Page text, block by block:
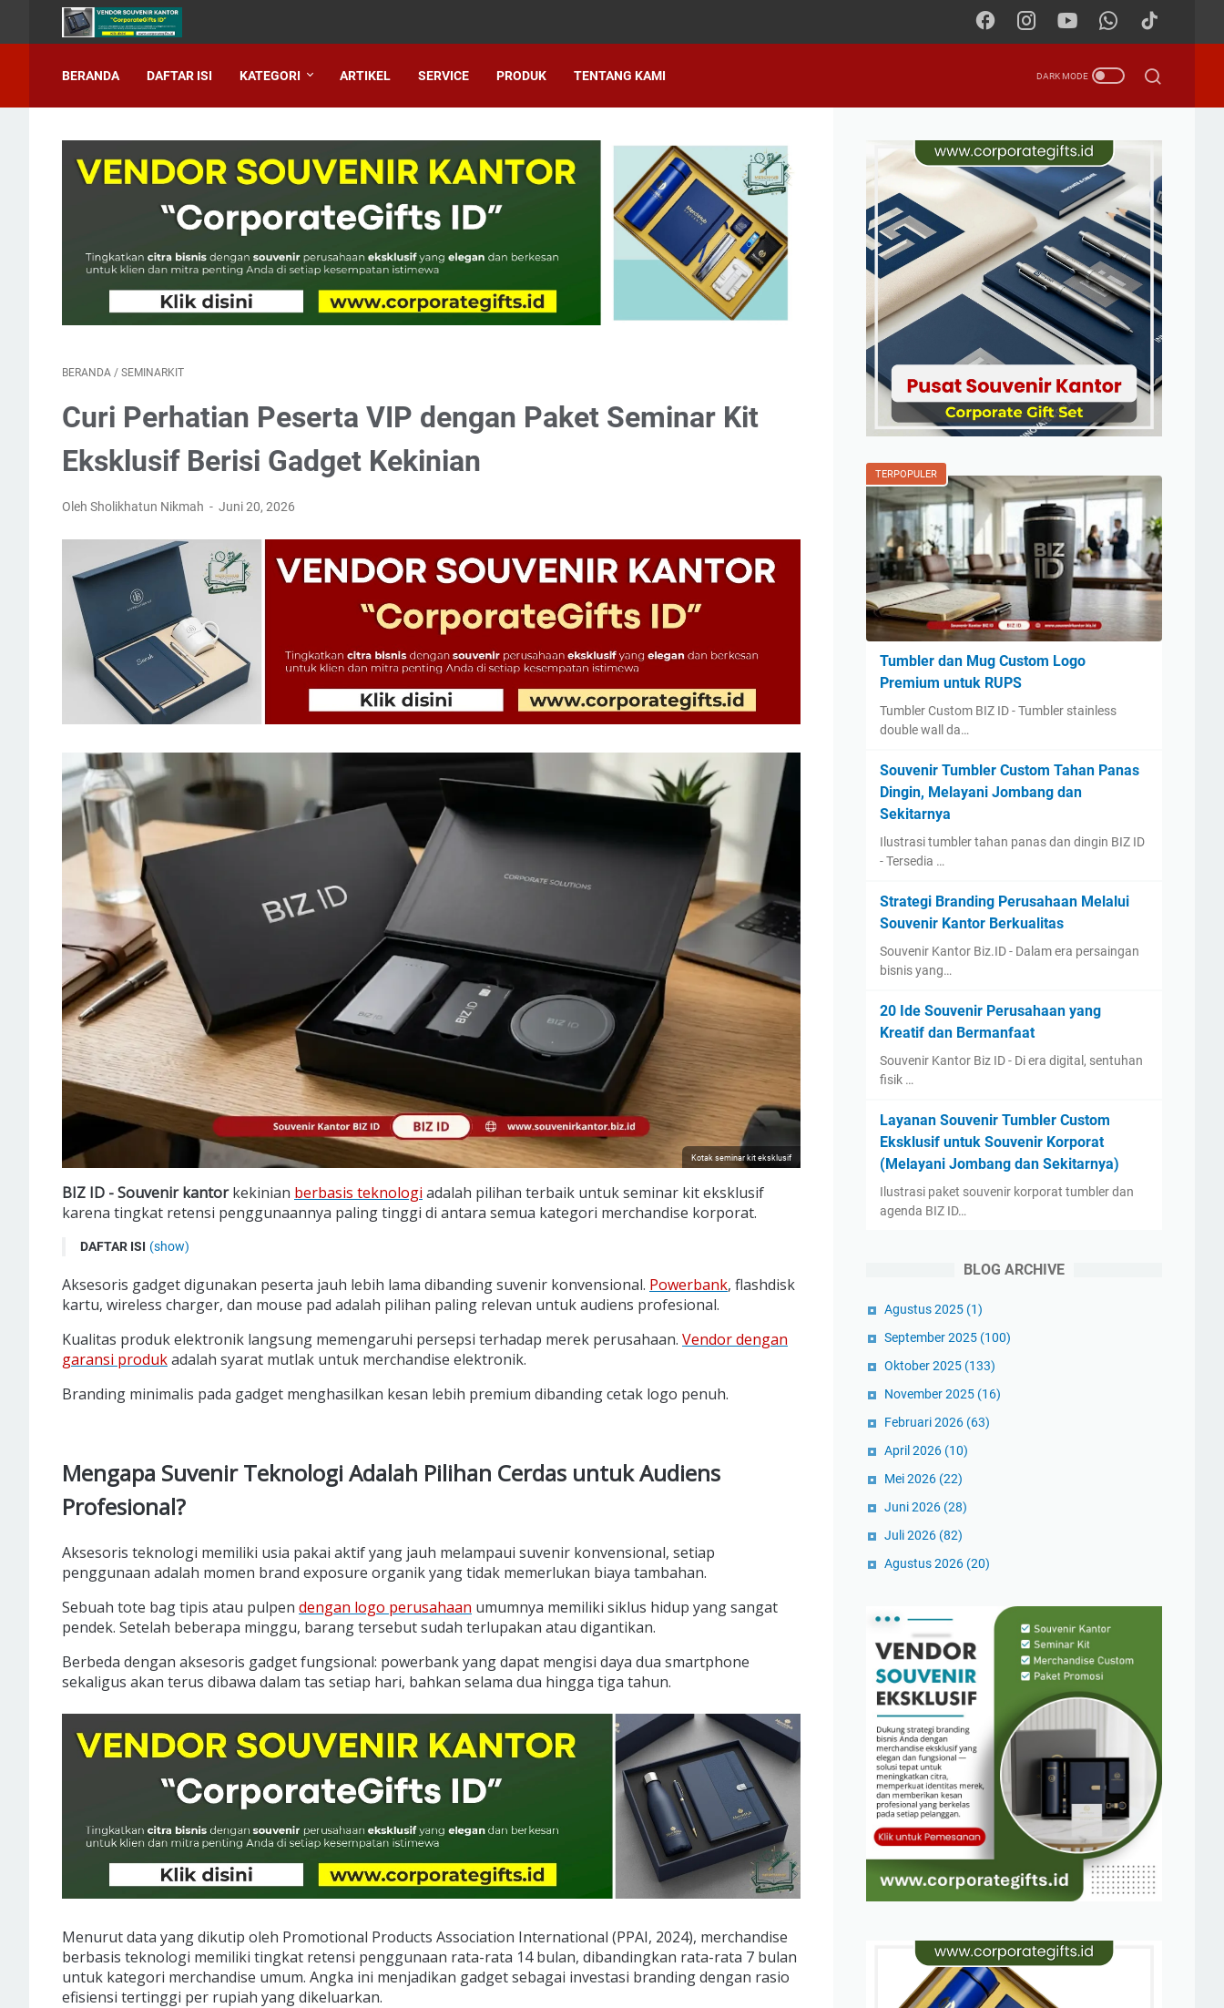
BERANDA DAFTAR ISI KATEGORI ARTIKEL SERVICE PRODUK TENTANG KAMI
BERANDA / SEMINARKIT
Curi Perhatian Peserta VIP dengan Paket Seminar Kit
Eksklusif Berisi Gadget Kekinian
Oleh Sholikhatun Nikmah Juni 20, 2026
Kotak seminar kit eksklusif
BIZ ID - Souvenir kantorkekinian berbasis teknologi adalah pilihan terbaik untuk seminar kit eksklusif
karena tingkat retensi penggunaannya paling tinggi di antara semua kategori merchandise korporat.
DAFTAR ISI (show)
Apa Saja Ide Isi Paket Gadget Premium untuk Seminar Kit?
Flashdisk Custom Berbentuk Kartu: Praktis dan Berkesan
Mouse Pad Custom: Branding Permanen di Meja Kerja
Aksesoris gadget digunakan peserta jauh lebih lama dibanding suvenir konvensional. Powerbank, flashdisk
kartu, wireless charger, dan mouse pad adalah pilihan paling relevan untuk audiens profesional.
Kualitas produk elektronik langsung memengaruhi persepsi terhadap merek perusahaan. Vendor dengan
garansi produkadalah syarat mutlak untuk merchandise elektronik.
Branding minimalis pada gadget menghasilkan kesan lebih premium dibanding cetak logo penuh.
Mengapa Suvenir Teknologi Adalah Pilihan Cerdas untuk Audiens
Profesional?
Aksesoris teknologi memiliki usia pakai aktif yang jauh melampaui suvenir konvensional, setiap
penggunaan adalah momen brand exposure organik yang tidak memerlukan biaya tambahan.
Sebuah tote bag tipis atau pulpen dengan logo perusahaan umumnya memiliki siklus hidup yang sangat
pendek. Setelah beberapa minggu, barang tersebut sudah terlupakan atau digantikan.
Berbeda dengan aksesoris gadget fungsional: powerbank yang dapat mengisi daya dua smartphone
sekaligus akan terus dibawa dalam tas setiap hari, bahkan selama dua hingga tiga tahun.
Menurut data yang dikutip oleh Promotional Products Association International (PPAI, 2024), merchandise
berbasis teknologi memiliki tingkat retensi penggunaan rata-rata 14 bulan, dibandingkan rata-rata 7 bulan
untuk kategori merchandise umum. Angka ini menjadikan gadget sebagai investasi branding dengan rasio
efisiensi tertinggi per rupiah yang dikeluarkan.
TERPOPULER
Tumbler dan Mug Custom Logo
Premium untuk RUPS
Tumbler Custom BIZ ID - Tumbler stainless
double wall da…
Souvenir Tumbler Custom Tahan Panas
Dingin, Melayani Jombang dan
Sekitarnya
Ilustrasi tumbler tahan panas dan dingin BIZ ID
- Tersedia …
Strategi Branding Perusahaan Melalui
Souvenir Kantor Berkualitas
Souvenir Kantor Biz.ID - Dalam era persaingan
bisnis yang…
20 Ide Souvenir Perusahaan yang
Kreatif dan Bermanfaat
Souvenir Kantor Biz ID - Di era digital, sentuhan
fisik …
Layanan Souvenir Tumbler Custom
Eksklusif untuk Souvenir Korporat
(Melayani Jombang dan Sekitarnya)
Ilustrasi paket souvenir korporat tumbler dan
agenda BIZ ID…
BLOG ARCHIVE
Agustus 2025 (1)
September 2025 (100)
Oktober 2025 (133)
November 2025 (16)
Februari 2026 (63)
April 2026 (10)
Mei 2026 (22)
Juni 2026 (28)
Juli 2026 (82)
Agustus 2026 (20)